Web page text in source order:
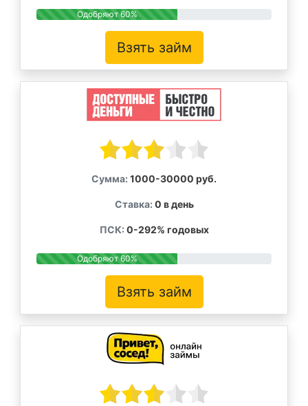
Одобряют 60%
Взять займ
Сумма: 1000-30000 руб.
Ставка: 0 в день
ПСК: 0-292% годовых
Одобряют 60%
Взять займ